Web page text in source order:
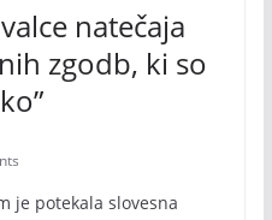
natečaja
zgodb, ki so
je potekala slovesna